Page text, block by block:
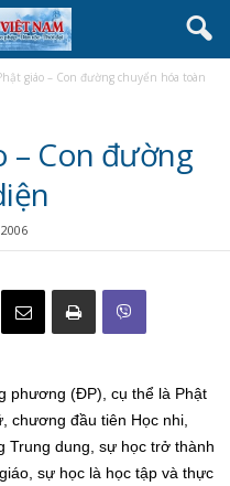
giáo – Con đường chuyển hóa toàn
– Con đường
phương (ĐP), cụ thể là Phật
chương đầu tiên Học nhi,
Trung dung, sự học trở thành
sự học là học tập và thực